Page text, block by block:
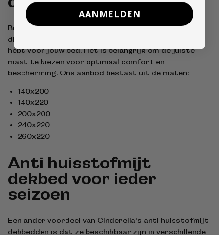
Bij Cinderella vind je anti huisstofmijt dekbedden in
diverse maten, zodat je altijd een passende optie
hebt voor jouw bed. Het is belangrijk om de juiste
maat te kiezen voor optimaal comfort en
bescherming. Ons aanbod bestaat uit de maten:
140x200
140x220
200x200
240x220
260x220
Anti huisstofmijt
dekbed voor ieder
seizoen
Een ander voordeel van Cinderella's anti huisstofmijt
dekbedden is dat ze beschikbaar zijn in verschillende
AANMELDEN